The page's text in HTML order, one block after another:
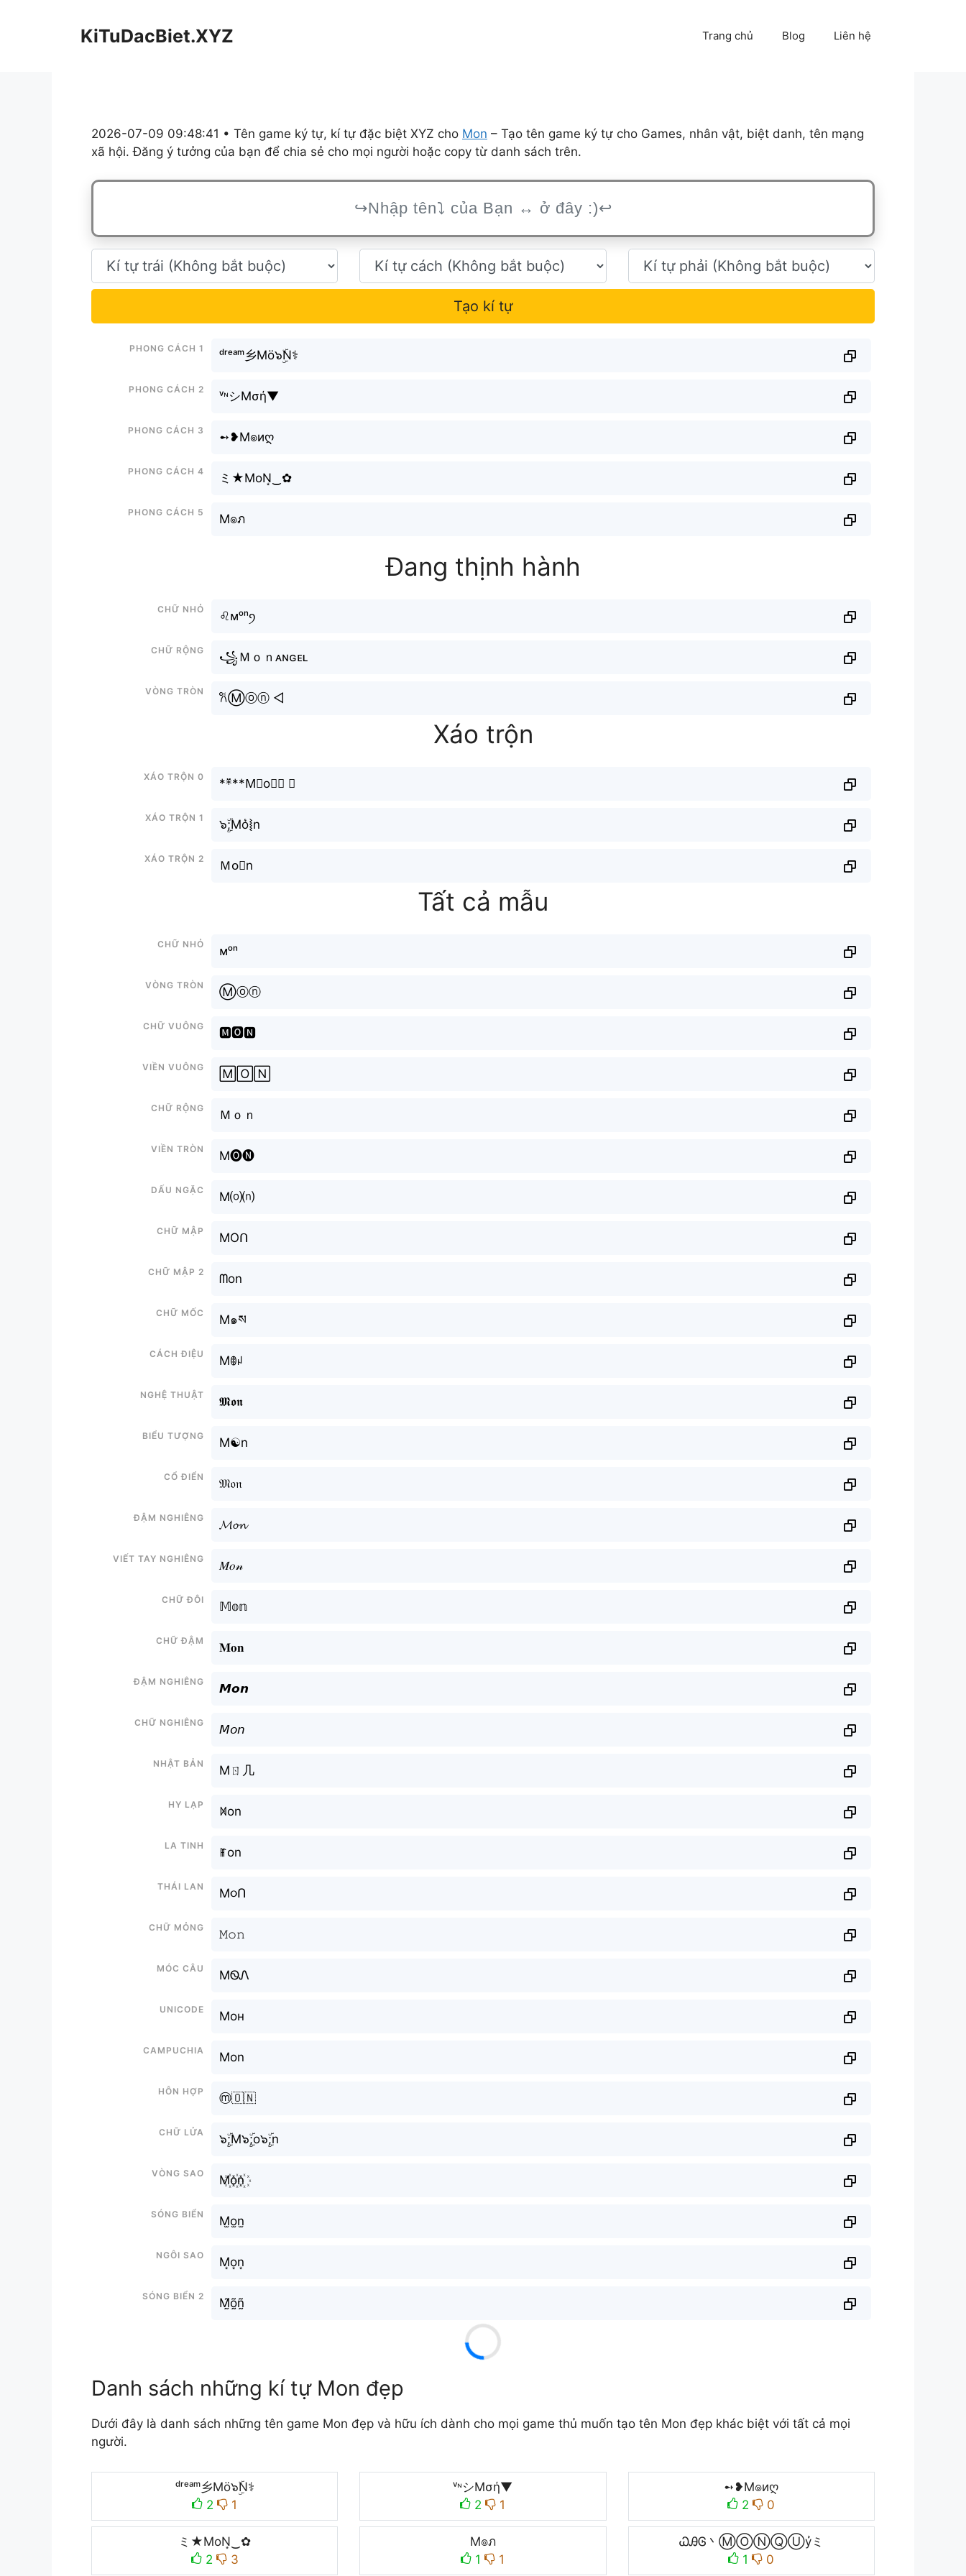
KiTuDacBiet.XYZ Trang chủ Blog Liên hệ
2026-07-09 09:48:41 • Tên game ký tự, kí tự đặc biệt XYZ cho Mon – Tạo tên game ký tự cho Games, nhân vật, biệt danh, tên mạng
xã hội. Đăng ý tưởng của bạn để chia sẻ cho mọi người hoặc copy từ danh sách trên.
Tạo kí tự
Phong cách 1
ᵈʳᵉᵃᵐ乡Mö๖ۣۜN⚕
Phong cách 2
ᵛᶰシMσή▼
Phong cách 3
➻❥M๏иღ
Phong cách 4
ミ★MoN͙‿✿
Phong cách 5
M๏ภ
Đang thịnh hành
Chữ nhỏ
♌︎ᴍᵒⁿꪆ
Chữ rộng
꧁Ｍｏｎᴀɴɢᴇʟ
Vòng tròn
𐙚Ⓜⓞⓝ ◁
Xáo trộn
Xáo trộn 0
**߳**M⃟o⨳𝐧 ⋆
Xáo trộn 1
๖ۣۜ;Mo͛⦚n
Xáo trộn 2
Ｍo⃕n
Tất cả mẫu
Chữ nhỏ
ᴍᵒⁿ
Vòng tròn
Ⓜⓞⓝ
Chữ vuông
🅼🅾🅽
Viền vuông
🄼🄾🄽
Chữ rộng
Ｍｏｎ
Viền tròn
M🅞🅝
Dấu ngặc
M⒪⒩
Chữ mập
MOᑎ
Chữ mập 2
ᗰon
Chữ mốc
M๑ས
Cách điệu
Mꂦꈤ
Nghệ thuật
𝕸𝖔𝖓
Biểu tượng
M☯n
Cổ điển
𝔐𝔬𝔫
Đậm nghiêng
𝓜𝓸𝓷
Viết tay nghiêng
𝑀𝑜𝓃
Chữ đôi
𝕄𝕠𝕟
Chữ đậm
𝐌𝐨𝐧
Đậm nghiêng
𝙈𝙤𝙣
Chữ nghiêng
𝘔𝘰𝘯
Nhật bản
Mㄖ几
Hy lạp
ꁒon
La tinh
ꂵon
Thái lan
M૦Ո
Chữ mỏng
𝙼𝚘𝚗
Móc câu
MᏫᏁ
Unicode
Мон
Campuchia
Mon
Hỗn hợp
ⓜ️🇴🇳
Chữ Lửa
๖ۣۜ;M๖ۣۜ;o๖ۣۜ;n
Vòng sao
M꙰o꙰n꙰
Sóng biển
M̫o̫n̫
Ngôi sao
M͙o͙n͙
Sóng biển 2
M̰̃õ̰ñ̰
Danh sách những kí tự Mon đẹp
Dưới đây là danh sách những tên game Mon đẹp và hữu ích dành cho mọi game thủ muốn tạo tên Mon đẹp khác biệt với tất cả mọi
người.
ᵈʳᵉᵃᵐ乡Mö๖ۣۜN⚕
2
1
ᵛᶰシMσή▼
2
1
➻❥M๏иღ
2
0
ミ★MoN͙‿✿
2
3
M๏ภ
1
1
ᏇᎯᎶ丶ⓂⓄⓃⓆⓊỷミ
1
0